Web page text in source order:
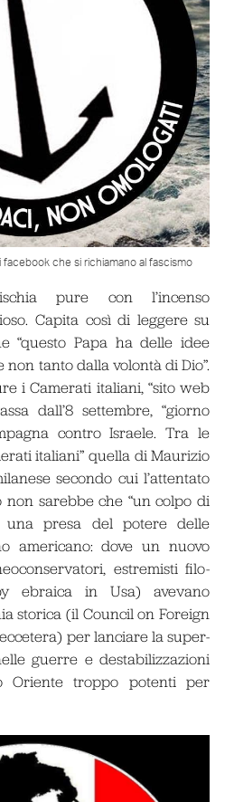
facebook che si richiamano al fascismo
pure con l’incenso
Capita così di leggere su
“questo Papa ha delle idee
tanto dalla volontà di Dio”.
i Camerati italiani, “sito web
dall’8 settembre, “giorno
contro Israele. Tra le
italiani” quella di Maurizio
secondo cui l’attentato
non sarebbe che “un colpo di
presa del potere delle
americano: dove un nuovo
estremisti filo-
ebraica in Usa) avevano
storica (il Council on Foreign
per lanciare la super-
guerre e destabilizzazioni
Oriente troppo potenti per